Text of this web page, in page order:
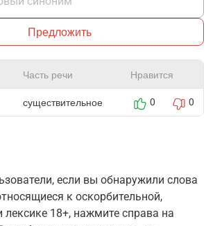
Предложить
Часть речи Нравится
существительное 0 0
если вы обнаружили слова
к оскорбительной,
лексике 18+, нажмите справа на